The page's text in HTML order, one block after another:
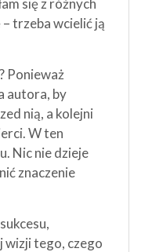
się z różnych
trzeba wcielić ją
Ponieważ
autora, by
nią, a kolejni
W ten
Nic nie dzieje
znaczenie
wizji tego, czego